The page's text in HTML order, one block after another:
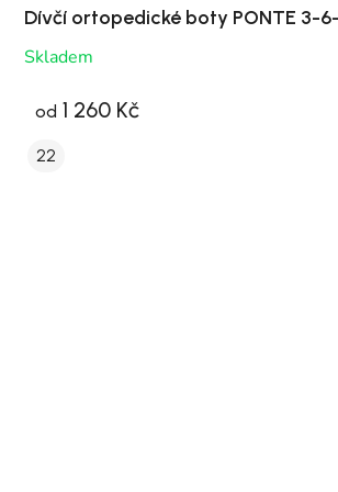
Dívčí ortopedické boty PONTE 3-
Skladem
od 1 260 Kč
22